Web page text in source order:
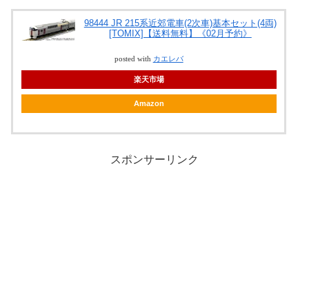
98444 JR 215系近郊電車(2次車)基本セット(4両)
[TOMIX]【送料無料】《02月予約》
posted with カエレバ
楽天市場
Amazon
スポンサーリンク